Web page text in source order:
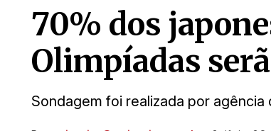
70% dos
Olimpíadas
Sondagem foi realizada por